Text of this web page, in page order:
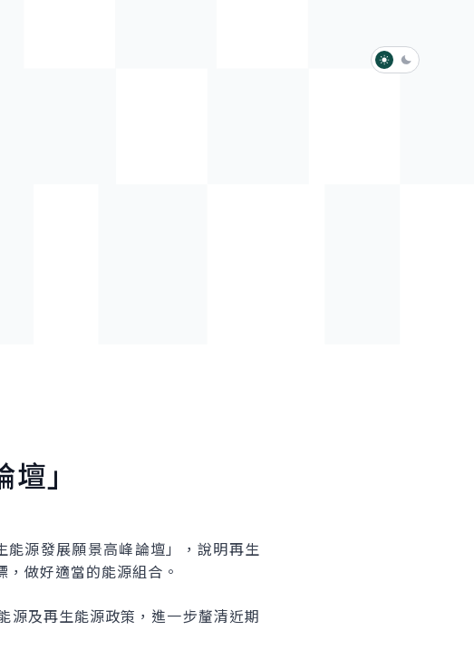
淺色模式
深色模式
」
源發展願景高峰論壇」，說明再生
做好適當的能源組合。
源及再生能源政策，進一步釐清近期